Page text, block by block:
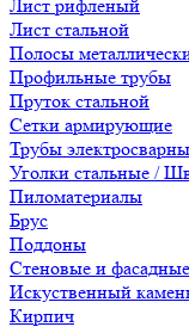
Лист рифленый
Лист стальной
Полосы
Профильные трубы
Пруток стальной
Сетки армирующие
Трубы
Уголки стальные /
Пиломатериалы
Брус
Поддоны
Стеновые и
Искуственный
Кирпич